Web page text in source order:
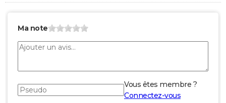
Ma note
Vous êtes membre ?
Connectez-vous